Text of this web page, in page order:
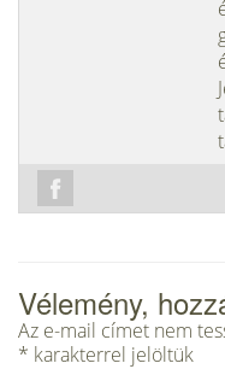
Vélemény,
Az e-mail címet nem
* karakterrel jelöltük